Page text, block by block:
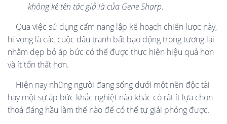
không kê tên tác giả là của Gene Sharp.
Qua việc sử dụng cẩm nang lập kế hoạch chiến lược này,
hi vọng là các cuộc đấu tranh bất bạo động trong tương lai
nhằm dẹp bỏ áp bức có thể được thực hiện hiệu quả hơn
và ít tổn thất hơn.
Hiện nay những người đang sống dưới một nền độc tài
hay một sự áp bức khắc nghiệt nào khác có rất ít lựa chọn
thoả đáng hầu làm thế nào để có thể tự giải phóng được.